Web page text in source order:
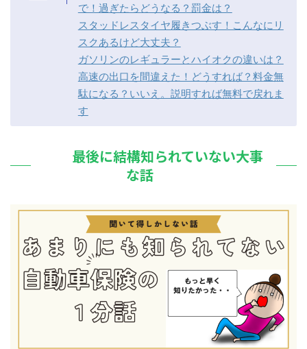
で！過ぎたらどうなる？罰金は？
スタッドレスタイヤ履きつぶす！こんなにリ
スクあるけど大丈夫？
ガソリンのレギュラーとハイオクの違いは？
高速の出口を間違えた！どうすれば？料金無
駄になる？いいえ。説明すれば無料で戻れま
す
最後に結構知られていない大事
な話